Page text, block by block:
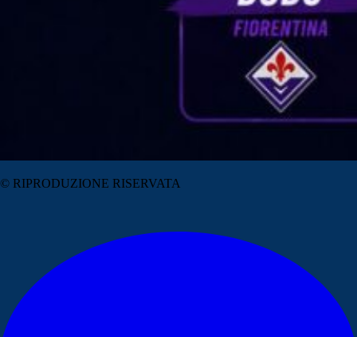
© RIPRODUZIONE RISERVATA